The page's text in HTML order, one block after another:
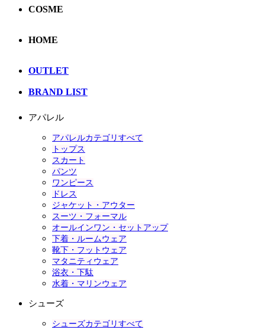
COSME
HOME
OUTLET
BRAND LIST
アパレル
アパレルカテゴリすべて
トップス
スカート
パンツ
ワンピース
ドレス
ジャケット・アウター
スーツ・フォーマル
オールインワン・セットアップ
下着・ルームウェア
靴下・フットウェア
マタニティウェア
浴衣・下駄
水着・マリンウェア
シューズ
シューズカテゴリすべて